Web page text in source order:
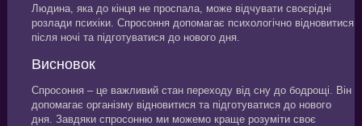
Людина, яка до кінця не проспала, може відчувати своєрідні
розлади психіки. Спросоння допомагає психологічно відновитися
після ночі та підготуватися до нового дня.
Висновок
Спросоння – це важливий стан переходу від сну до бодрощі. Він
допомагає організму відновитися та підготуватися до нового
дня. Завдяки спросонню ми можемо краще розуміти своє